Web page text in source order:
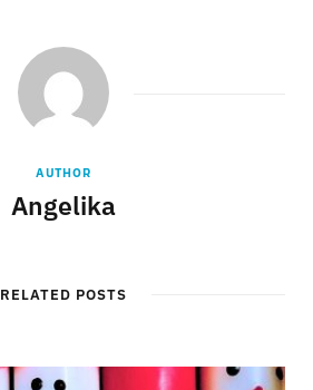
AUTHOR
Angelika
RELATED POSTS